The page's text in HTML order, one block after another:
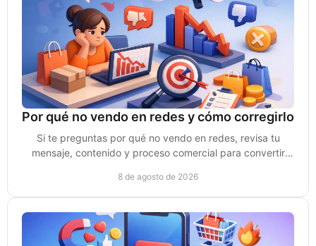
Por qué no vendo en redes y cómo corregirlo
Si te preguntas por qué no vendo en redes, revisa tu
mensaje, contenido y proceso comercial para convertir
8 de agosto de 2026